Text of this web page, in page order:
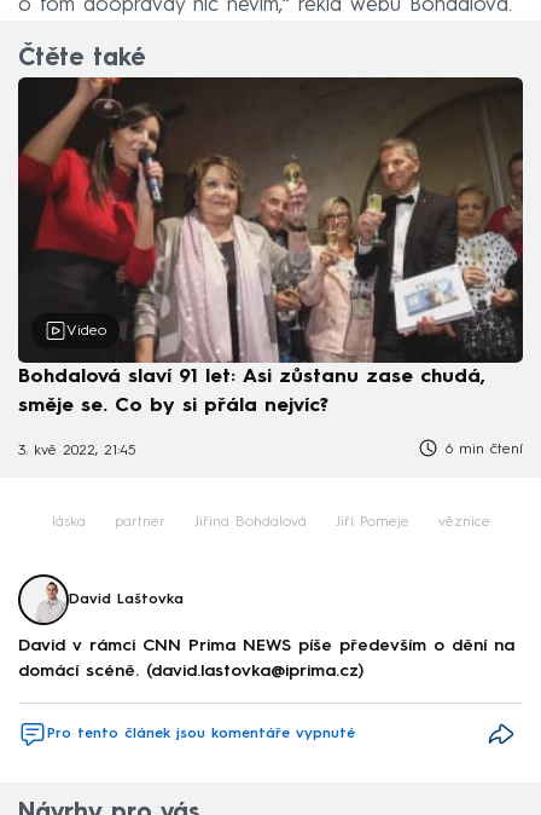
o tom doopravdy nic nevím,“ řekla webu Bohdalová.
Čtěte také
Video
Bohdalová slaví 91 let: Asi zůstanu zase chudá,
směje se. Co by si přála nejvíc?
3. kvě 2022, 21:45 6 min čtení
láska partner Jiřina Bohdalová Jiří Pomeje věznice
David Laštovka
David v rámci CNN Prima NEWS píše především o dění na
domácí scéně. (david.lastovka@iprima.cz)
Pro tento článek jsou komentáře vypnuté